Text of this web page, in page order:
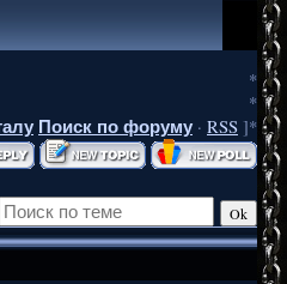
*
*
Поиск по форуму · RSS ]*